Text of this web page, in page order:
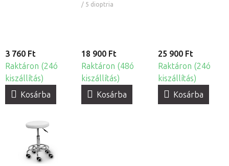
3 760 Ft
Raktáron (24ó
kiszállítás)
Kosárba
és állvánnyal
/ 5 dioptria
18 900 Ft
Raktáron (48ó
kiszállítás)
Kosárba
25 900 Ft
Raktáron (24ó
kiszállítás)
Kosárba